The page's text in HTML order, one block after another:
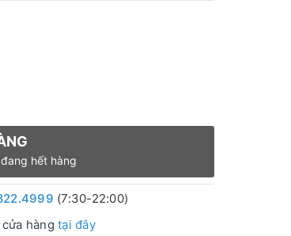
hết hàng
(7:30-22:00)
cửa hàngtại đây